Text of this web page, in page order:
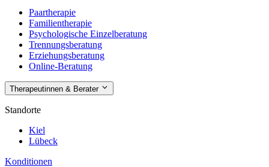
Paartherapie
Familientherapie
Psychologische Einzelberatung
Trennungsberatung
Erziehungsberatung
Online-Beratung
Therapeutinnen & Berater
Standorte
Kiel
Lübeck
Konditionen